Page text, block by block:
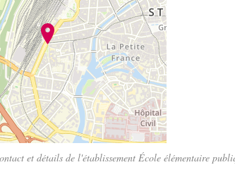
et détails de l'établissement École élémentaire